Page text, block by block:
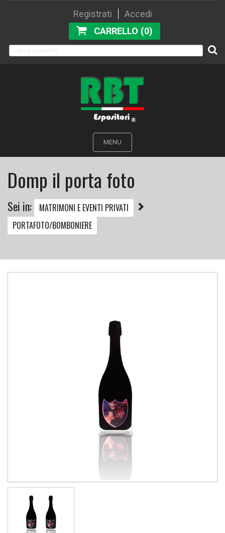
Registrati
Accedi
CARRELLO (0)
MENU
Domp il porta foto
Sei in:
MATRIMONI E EVENTI PRIVATI
PORTAFOTO/BOMBONIERE